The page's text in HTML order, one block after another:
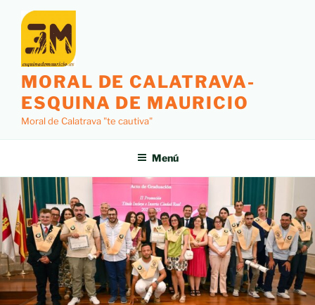
MORAL DE CALATRAVA-
ESQUINA DE MAURICIO
Moral de Calatrava "te cautiva"
Menú